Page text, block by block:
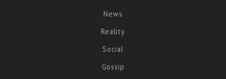
News
Reality
Social
Gossip